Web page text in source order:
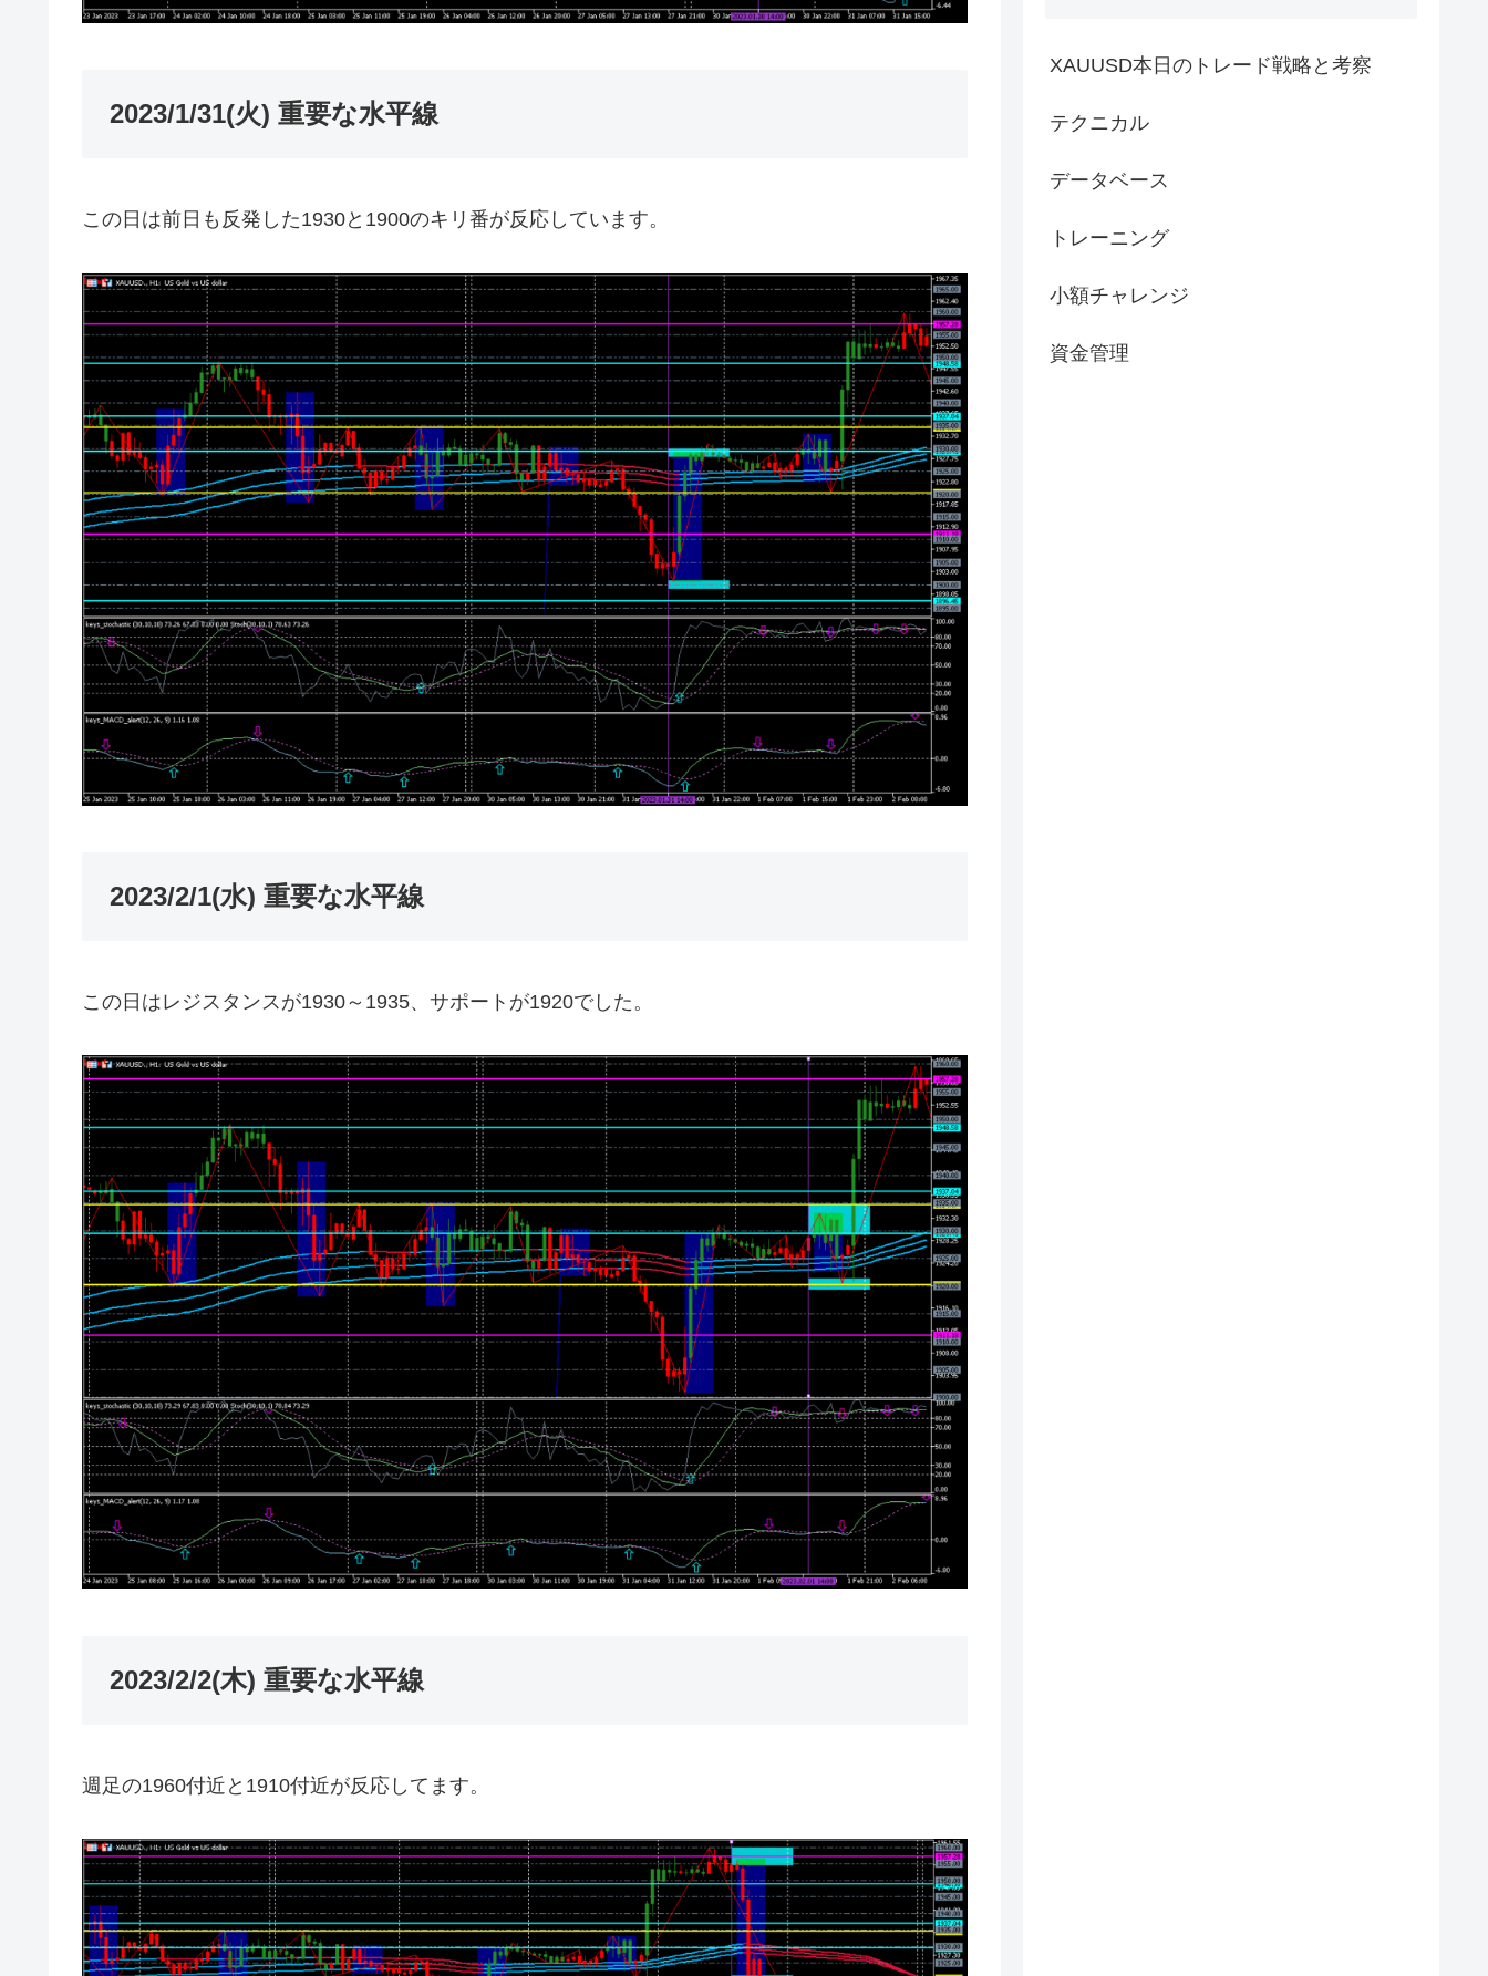
2023/1/31(火) 重要な水平線
この日は前日も反発した1930と1900のキリ番が反応しています。
2023/2/1(水) 重要な水平線
この日はレジスタンスが1930～1935、サポートが1920でした。
2023/2/2(木) 重要な水平線
週足の1960付近と1910付近が反応してます。
XAUUSD本日のトレード戦略と考察
テクニカル
データベース
トレーニング
小額チャレンジ
資金管理